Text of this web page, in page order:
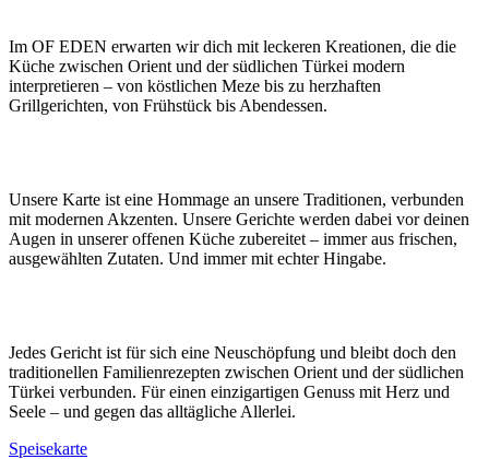
Im OF EDEN erwarten wir dich mit leckeren Kreationen, die die
Küche zwischen Orient und der südlichen Türkei modern
interpretieren – von köstlichen Meze bis zu herzhaften
Grillgerichten, von Frühstück bis Abendessen.
Unsere Karte ist eine Hommage an unsere Traditionen, verbunden
mit modernen Akzenten. Unsere Gerichte werden dabei vor deinen
Augen in unserer offenen Küche zubereitet – immer aus frischen,
ausgewählten Zutaten. Und immer mit echter Hingabe.
Jedes Gericht ist für sich eine Neuschöpfung und bleibt doch den
traditionellen Familienrezepten zwischen Orient und der südlichen
Türkei verbunden. Für einen einzigartigen Genuss mit Herz und
Seele – und gegen das alltägliche Allerlei.
Speisekarte